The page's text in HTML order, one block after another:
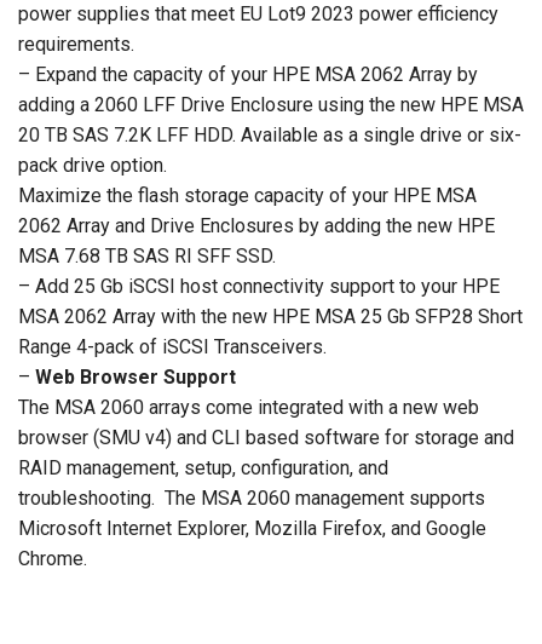
power supplies that meet EU Lot9 2023 power efficiency
requirements.
– Expand the capacity of your HPE MSA 2062 Array by
adding a 2060 LFF Drive Enclosure using the new HPE MSA
20 TB SAS 7.2K LFF HDD. Available as a single drive or six-
pack drive option.
Maximize the flash storage capacity of your HPE MSA
2062 Array and Drive Enclosures by adding the new HPE
MSA 7.68 TB SAS RI SFF SSD.
– Add 25 Gb iSCSI host connectivity support to your HPE
MSA 2062 Array with the new HPE MSA 25 Gb SFP28 Short
Range 4-pack of iSCSI Transceivers.
– Web Browser Support
The MSA 2060 arrays come integrated with a new web
browser (SMU v4) and CLI based software for storage and
RAID management, setup, configuration, and
troubleshooting. The MSA 2060 management supports
Microsoft Internet Explorer, Mozilla Firefox, and Google
Chrome.